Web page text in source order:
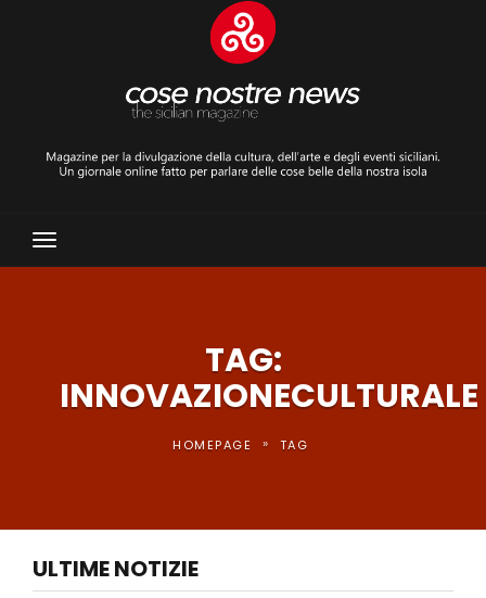
Toggle
Navigation
TAG:
INNOVAZIONECULTURALE
HOMEPAGE » TAG
ULTIME NOTIZIE